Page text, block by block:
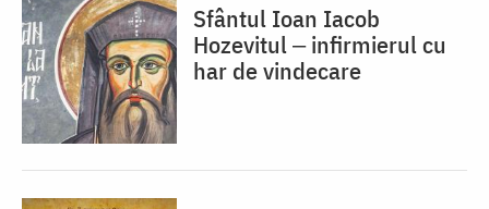
Sfântul Ioan Iacob
Hozevitul ‒ infirmierul cu
har de vindecare